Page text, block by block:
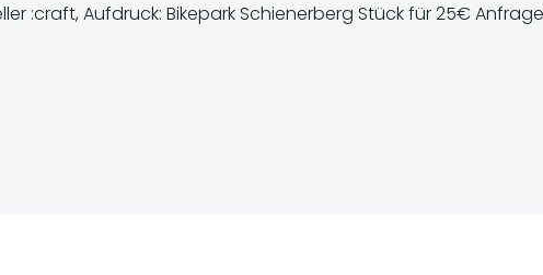
:craft, Aufdruck: Bikepark Schienerberg Stück für 25€